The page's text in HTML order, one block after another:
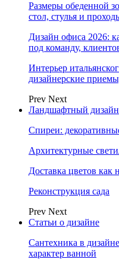
Размеры обеденной
стол, стулья и
Дизайн офиса 2026:
под команду,
Интерьер
дизайнерские
Prev Next
Ландшафтный дизайн
Спиреи:
Архитектурные
Доставка цветов как
Реконструкция сада
Prev Next
Статьи о дизайне
Сантехника в
характер ванной